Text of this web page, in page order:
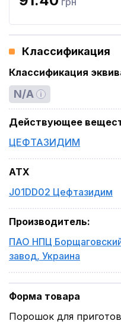
Классификация
Классификация
N/A
Действующее
ЦЕФТАЗИДИМ
ATX
J01DD02 Цефтазидим
Производитель:
ПАО НПЦ
завод, Украина
Форма товара
Порошок для